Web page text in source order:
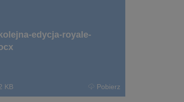
edycja-royale-
KB Pobierz